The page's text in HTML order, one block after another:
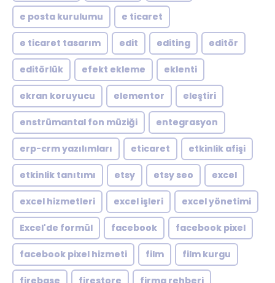
e posta kurulumu e ticaret
e ticaret tasarım edit editing editör
editörlük efekt ekleme eklenti
ekran koruyucu elementor eleştiri
enstrümantal fon müziği entegrasyon
erp-crm yazılımları eticaret etkinlik afişi
etkinlik tanıtımı etsy etsy seo excel
excel hizmetleri excel işleri excel yönetimi
Excel'de formül facebook facebook pixel
facebook pixel hizmeti film film kurgu
firebase firestore firma rehberi